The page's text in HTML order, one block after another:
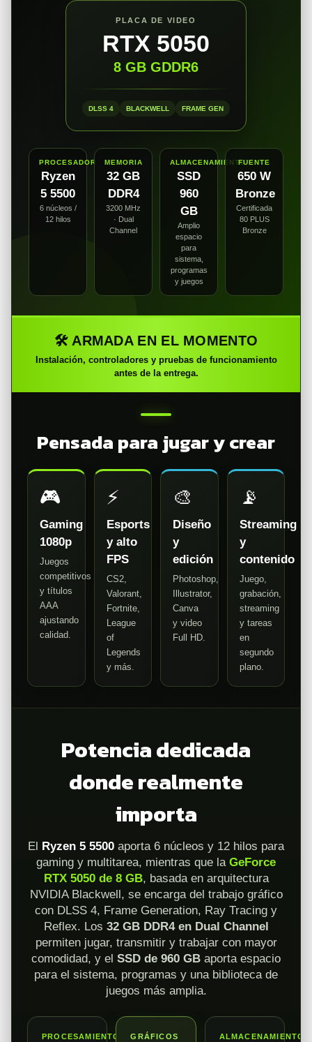
PLACA DE VIDEO
RTX 5050
8 GB GDDR6
DLSS 4 BLACKWELL FRAME GEN
PROCESADOR
Ryzen
5 5500
6 núcleos /
12 hilos
MEMORIA
32 GB
DDR4
3200 MHz
· Dual
Channel
ALMACENAMIENTO
SSD
960
GB
Amplio
espacio
para
sistema,
programas
y juegos
FUENTE
650 W
Bronze
Certificada
80 PLUS
Bronze
🛠️ ARMADA EN EL MOMENTO
Instalación, controladores y pruebas de funcionamiento
antes de la entrega.
Pensada para jugar y crear
🎮
Gaming
1080p
Juegos
competitivos
y títulos
AAA
ajustando
calidad.
⚡
Esports
y alto
FPS
CS2,
Valorant,
Fortnite,
League
of
Legends
y más.
🎨
Diseño
y
edición
Photoshop,
Illustrator,
Canva
y video
Full HD.
📡
Streaming
y
contenido
Juego,
grabación,
streaming
y tareas
en
segundo
plano.
Potencia dedicada
donde realmente
importa
El Ryzen 5 5500 aporta 6 núcleos y 12 hilos para
gaming y multitarea, mientras que la GeForce
RTX 5050 de 8 GB, basada en arquitectura
NVIDIA Blackwell, se encarga del trabajo gráfico
con DLSS 4, Frame Generation, Ray Tracing y
Reflex. Los 32 GB DDR4 en Dual Channel
permiten jugar, transmitir y trabajar con mayor
comodidad, y el SSD de 960 GB aporta espacio
para el sistema, programas y una biblioteca de
juegos más amplia.
PROCESAMIENTO
GRÁFICOS
ALMACENAMIENTO